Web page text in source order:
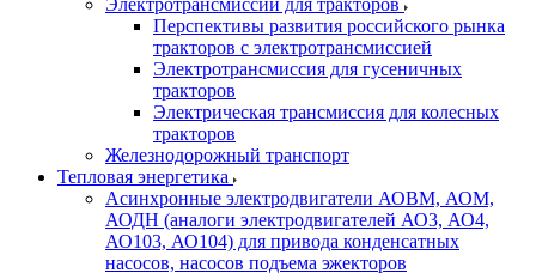
Электротрансмиссии для тракторов
Перспективы развития российского рынка
тракторов с электротрансмиссией
Электротрансмиссия для гусеничных
тракторов
Электрическая трансмиссия для колесных
тракторов
Железнодорожный транспорт
Тепловая энергетика
Асинхронные электродвигатели АОВМ, АОМ,
АОДН (аналоги электродвигателей АО3, АО4,
АО103, АО104) для привода конденсатных
насосов, насосов подъема эжекторов